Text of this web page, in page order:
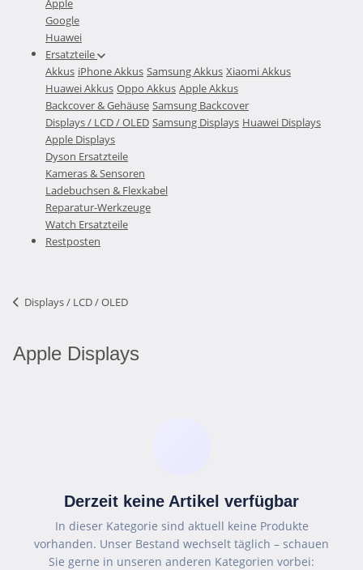
Apple
Google
Huawei
Ersatzteile
Akkus iPhone Akkus Samsung Akkus Xiaomi Akkus
Huawei Akkus Oppo Akkus Apple Akkus
Backcover & Gehäuse Samsung Backcover
Displays / LCD / OLED Samsung Displays Huawei Displays
Apple Displays
Dyson Ersatzteile
Kameras & Sensoren
Ladebuchsen & Flexkabel
Reparatur-Werkzeuge
Watch Ersatzteile
Restposten
Displays / LCD / OLED
Apple Displays
Derzeit keine Artikel verfügbar
In dieser Kategorie sind aktuell keine Produkte
vorhanden. Unser Bestand wechselt täglich – schauen
Sie gerne in unseren anderen Kategorien vorbei: